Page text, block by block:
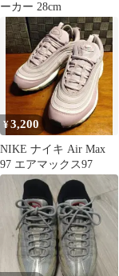
ーカー 28cm
¥3,200
NIKE ナイキ Air Max
97 エアマックス97